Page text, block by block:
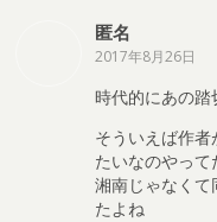
匿名
2017年8月26日
時代的にあの踏
そういえば作
たいなのやって
湘南じゃなくて
たよね